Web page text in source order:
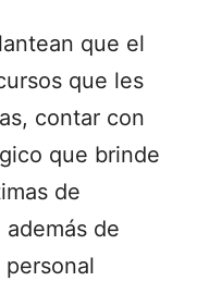
que el
que les
contar con
que brinde
de
de